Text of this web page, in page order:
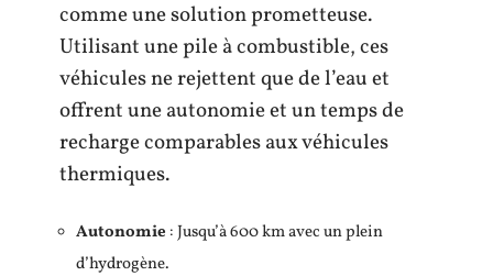
comme une solution prometteuse.
Utilisant une pile à combustible, ces
véhicules ne rejettent que de l’eau et
offrent une autonomie et un temps de
recharge comparables aux véhicules
thermiques.
Autonomie : Jusqu’à 600 km avec un plein
d’hydrogène.